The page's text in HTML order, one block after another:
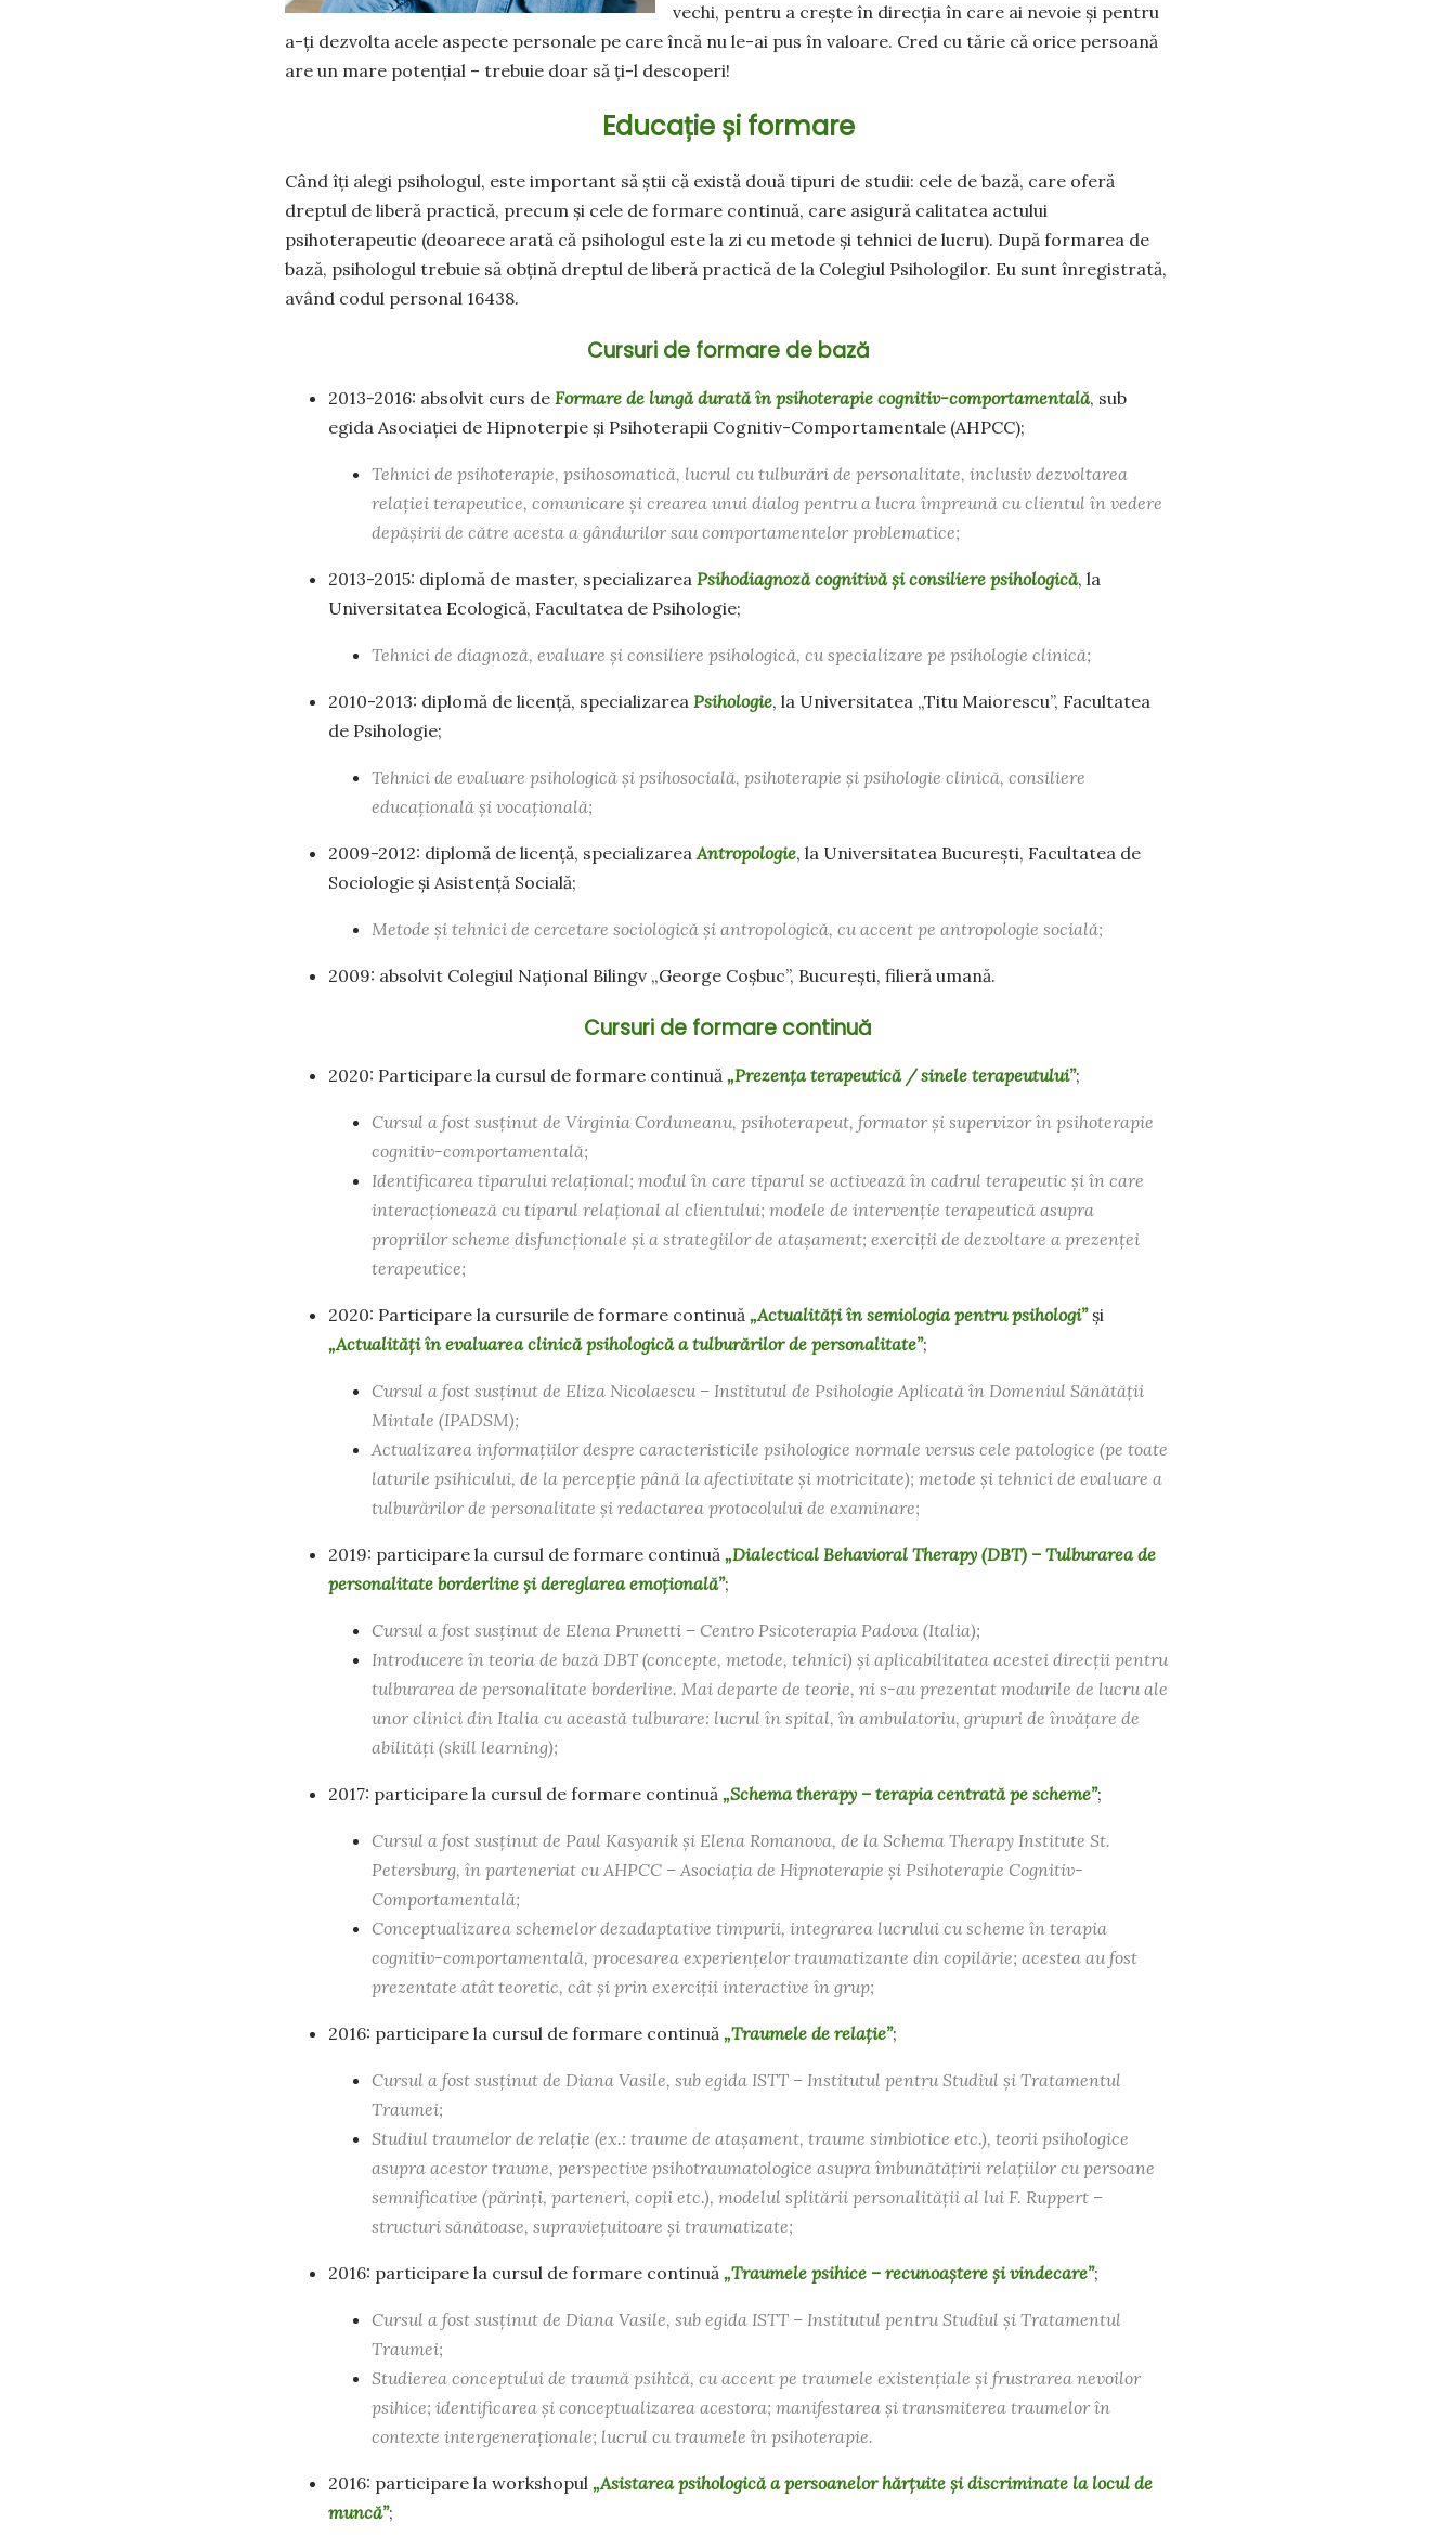
vechi, pentru a crește în direcția în care ai nevoie și pentru
a-ți dezvolta acele aspecte personale pe care încă nu le-ai pus în valoare. Cred cu tărie că orice persoană
are un mare potențial – trebuie doar să ți-l descoperi!
Educație și formare
Când îți alegi psihologul, este important să știi că există două tipuri de studii: cele de bază, care oferă
dreptul de liberă practică, precum și cele de formare continuă, care asigură calitatea actului
psihoterapeutic (deoarece arată că psihologul este la zi cu metode și tehnici de lucru). După formarea de
bază, psihologul trebuie să obțină dreptul de liberă practică de la Colegiul Psihologilor. Eu sunt înregistrată,
având codul personal 16438.
Cursuri de formare de bază
2013-2016: absolvit curs de Formare de lungă durată în psihoterapie cognitiv-comportamentală, sub
egida Asociației de Hipnoterpie și Psihoterapii Cognitiv-Comportamentale (AHPCC);
Tehnici de psihoterapie, psihosomatică, lucrul cu tulburări de personalitate, inclusiv dezvoltarea
relației terapeutice, comunicare și crearea unui dialog pentru a lucra împreună cu clientul în vedere
depășirii de către acesta a gândurilor sau comportamentelor problematice;
2013-2015: diplomă de master, specializarea Psihodiagnoză cognitivă și consiliere psihologică, la
Universitatea Ecologică, Facultatea de Psihologie;
Tehnici de diagnoză, evaluare și consiliere psihologică, cu specializare pe psihologie clinică;
2010-2013: diplomă de licență, specializarea Psihologie, la Universitatea „Titu Maiorescu”, Facultatea
de Psihologie;
Tehnici de evaluare psihologică și psihosocială, psihoterapie și psihologie clinică, consiliere
educațională și vocațională;
2009-2012: diplomă de licență, specializareaAntropologie, la Universitatea București, Facultatea de
Sociologie și Asistență Socială;
Metode și tehnici de cercetare sociologică și antropologică, cu accent pe antropologie socială;
2009: absolvit Colegiul Național Bilingv „George Coșbuc”, București, filieră umană.
Cursuri de formare continuă
2020: Participare la cursul de formare continuă „Prezența terapeutică / sinele terapeutului”;
Cursul a fost susținut de Virginia Corduneanu, psihoterapeut, formator și supervizor în psihoterapie
cognitiv-comportamentală;
Identificarea tiparului relațional; modul în care tiparul se activează în cadrul terapeutic și în care
interacționează cu tiparul relațional al clientului; modele de intervenție terapeutică asupra
propriilor scheme disfuncționale și a strategiilor de atașament; exerciții de dezvoltare a prezenței
terapeutice;
2020: Participare la cursurile de formare continuă „Actualități în semiologia pentru psihologi”și
„Actualități în evaluarea clinică psihologică a tulburărilor de personalitate”;
Cursul a fost susținut de Eliza Nicolaescu – Institutul de Psihologie Aplicată în Domeniul Sănătății
Mintale (IPADSM);
Actualizarea informațiilor despre caracteristicile psihologice normale versus cele patologice (pe toate
laturile psihicului, de la percepție până la afectivitate și motricitate); metode și tehnici de evaluare a
tulburărilor de personalitate și redactarea protocolului de examinare;
2019: participare la cursul de formare continuă „Dialectical Behavioral Therapy (DBT) – Tulburarea de
personalitate borderline și dereglarea emoțională”;
Cursul a fost susținut de Elena Prunetti – Centro Psicoterapia Padova (Italia);
Introducere în teoria de bază DBT (concepte, metode, tehnici) și aplicabilitatea acestei direcții pentru
tulburarea de personalitate borderline. Mai departe de teorie, ni s-au prezentat modurile de lucru ale
unor clinici din Italia cu această tulburare: lucrul în spital, în ambulatoriu, grupuri de învățare de
abilități (skill learning);
2017: participare la cursul de formare continuă „Schema therapy – terapia centrată pe scheme”;
Cursul a fost susținut de Paul Kasyanik și Elena Romanova, de la Schema Therapy Institute St.
Petersburg, în parteneriat cu AHPCC – Asociația de Hipnoterapie și Psihoterapie Cognitiv-
Comportamentală;
Conceptualizarea schemelor dezadaptative timpurii, integrarea lucrului cu scheme în terapia
cognitiv-comportamentală, procesarea experiențelor traumatizante din copilărie; acestea au fost
prezentate atât teoretic, cât și prin exerciții interactive în grup;
2016: participare la cursul de formare continuă „Traumele de relație”;
Cursul a fost susținut de Diana Vasile, sub egida ISTT – Institutul pentru Studiul și Tratamentul
Traumei;
Studiul traumelor de relație (ex.: traume de atașament, traume simbiotice etc.), teorii psihologice
asupra acestor traume, perspective psihotraumatologice asupra îmbunătățirii relațiilor cu persoane
semnificative (părinți, parteneri, copii etc.), modelul splitării personalității al lui F. Ruppert –
structuri sănătoase, supraviețuitoare și traumatizate;
2016: participare la cursul de formare continuă „Traumele psihice – recunoaștere și vindecare”;
Cursul a fost susținut de Diana Vasile, sub egida ISTT – Institutul pentru Studiul și Tratamentul
Traumei;
Studierea conceptului de traumă psihică, cu accent pe traumele existențiale și frustrarea nevoilor
psihice; identificarea și conceptualizarea acestora; manifestarea și transmiterea traumelor în
contexte intergeneraționale; lucrul cu traumele în psihoterapie.
2016: participare la workshopul „Asistarea psihologică a persoanelor hărțuite și discriminate la locul de
muncă”;